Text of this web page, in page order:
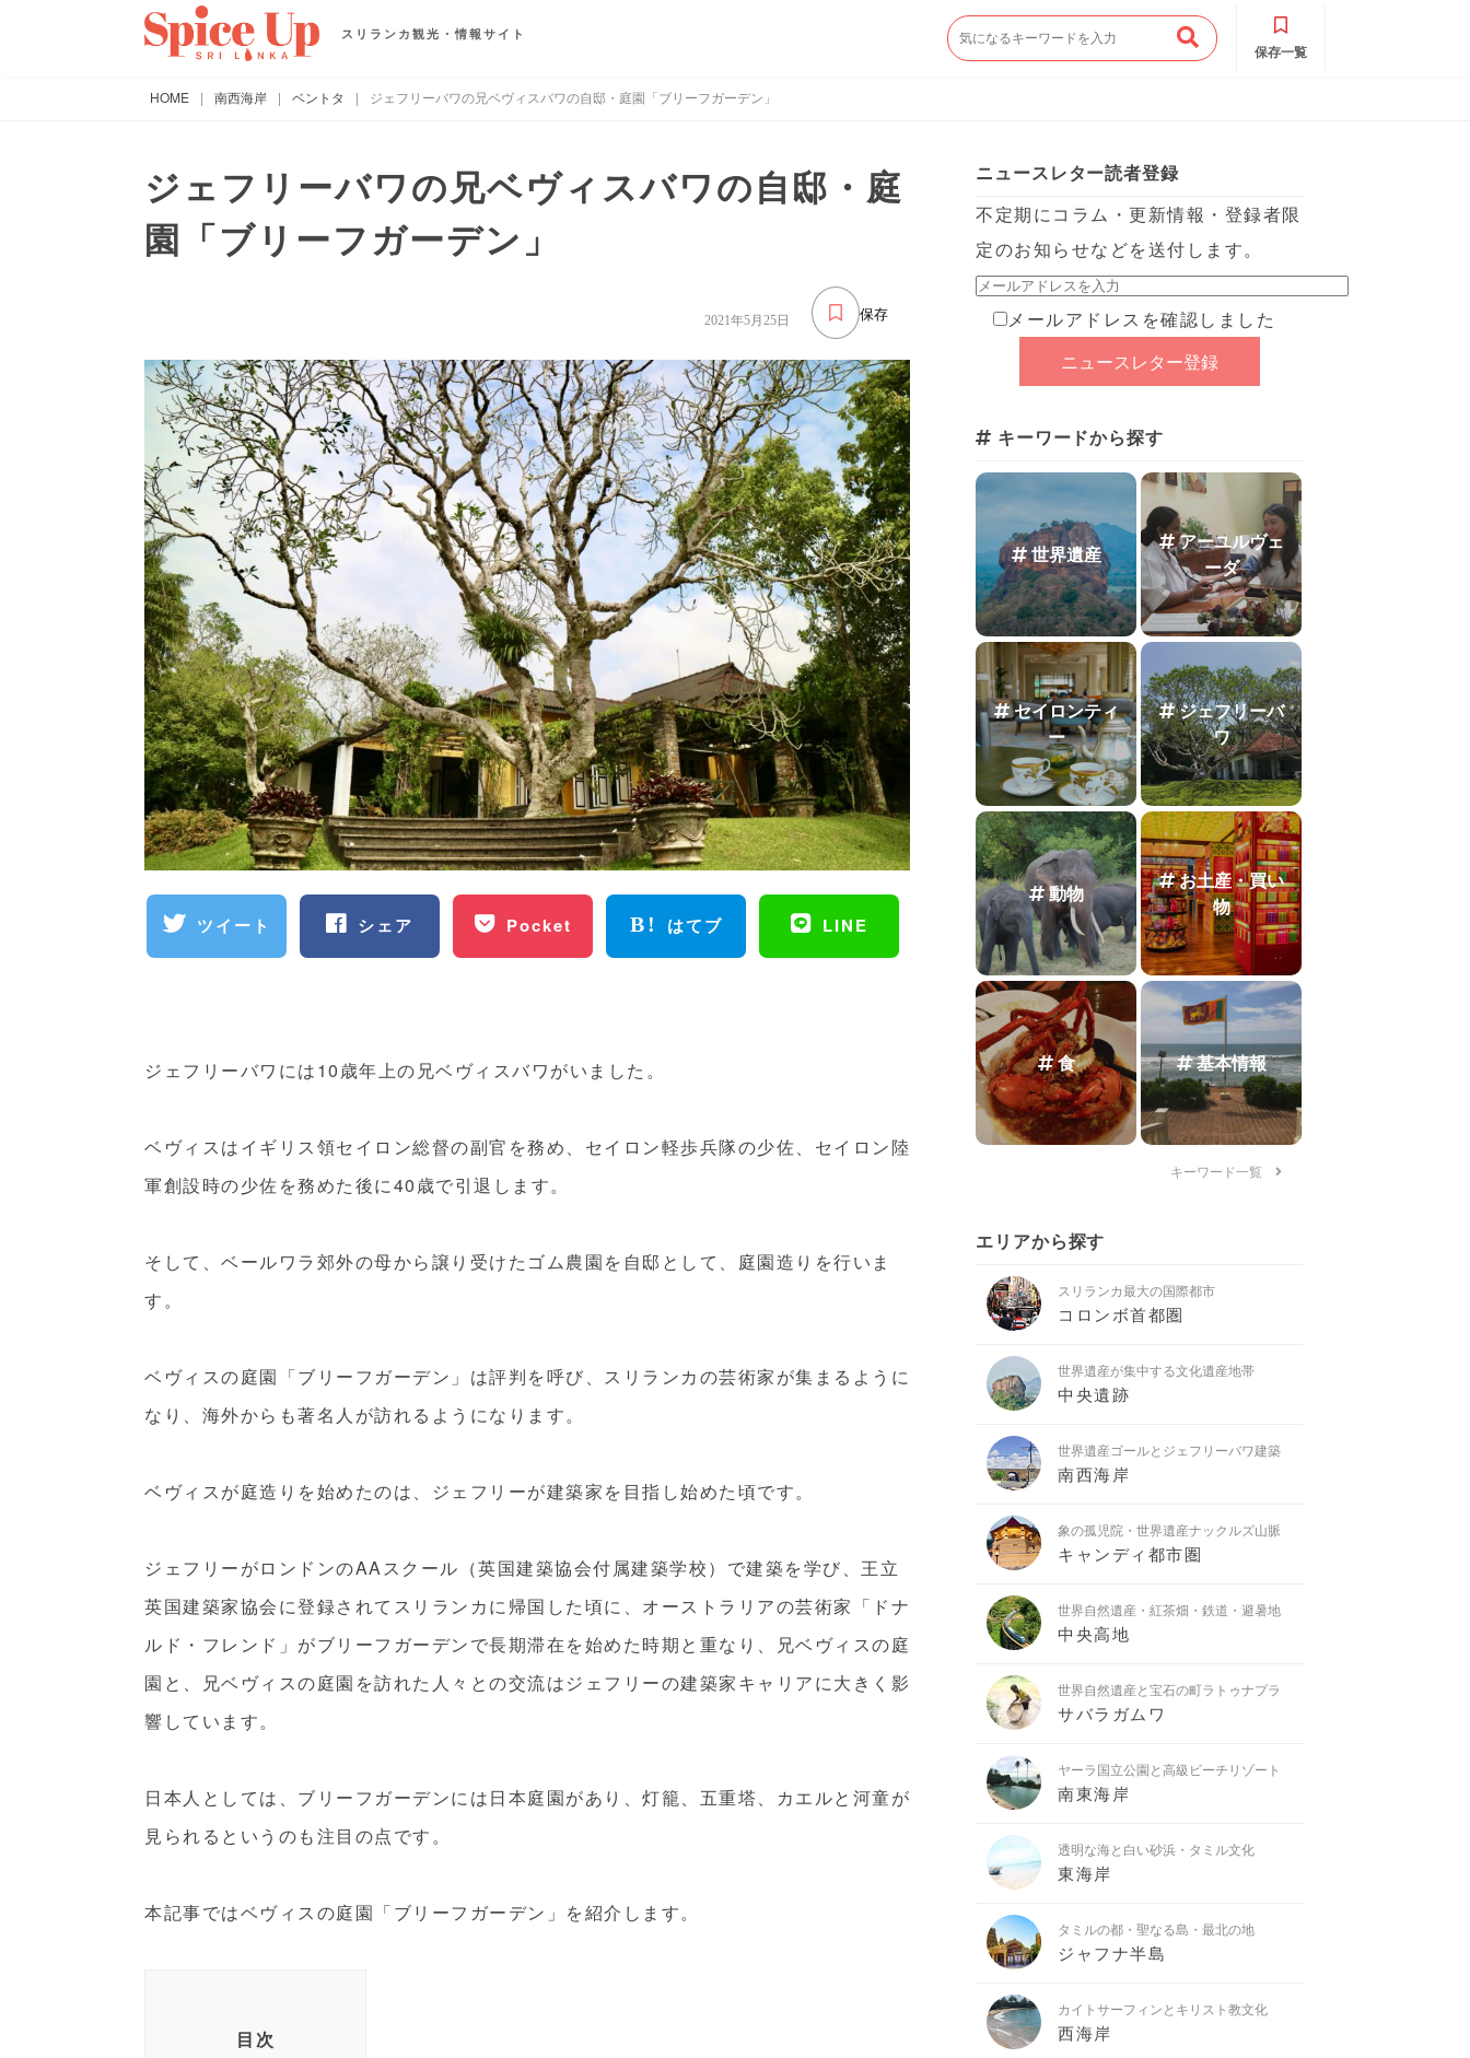
スリランカ観光・情報サイト
保存一覧
HOME | 南西海岸 | ベントタ | ジェフリーバワの兄ベヴィスバワの自邸・庭園「ブリーフガーデン」
ジェフリーバワの兄ベヴィスバワの自邸・庭
園「ブリーフガーデン」
保存
2021年5月25日
ツイート シェア Pocket はてブ LINE
ジェフリーバワには10歳年上の兄ベヴィスバワがいました。
ベヴィスはイギリス領セイロン総督の副官を務め、セイロン軽歩兵隊の少佐、セイロン陸
軍創設時の少佐を務めた後に40歳で引退します。
そして、ベールワラ郊外の母から譲り受けたゴム農園を自邸として、庭園造りを行いま
す。
ベヴィスの庭園「ブリーフガーデン」は評判を呼び、スリランカの芸術家が集まるように
なり、海外からも著名人が訪れるようになります。
ベヴィスが庭造りを始めたのは、ジェフリーが建築家を目指し始めた頃です。
ジェフリーがロンドンのAAスクール（英国建築協会付属建築学校）で建築を学び、王立
英国建築家協会に登録されてスリランカに帰国した頃に、オーストラリアの芸術家「ドナ
ルド・フレンド」がブリーフガーデンで長期滞在を始めた時期と重なり、兄ベヴィスの庭
園と、兄ベヴィスの庭園を訪れた人々との交流はジェフリーの建築家キャリアに大きく影
響しています。
日本人としては、ブリーフガーデンには日本庭園があり、灯籠、五重塔、カエルと河童が
見られるというのも注目の点です。
本記事ではベヴィスの庭園「ブリーフガーデン」を紹介します。
目次
ニュースレター読者登録
不定期にコラム・更新情報・登録者限
定のお知らせなどを送付します。
メールアドレスを確認しました
キーワードから探す
世界遺産
アーユルヴェ
ーダ
セイロンティ
ー
ジェフリーバ
ワ
動物
お土産・買い
物
食 基本情報
キーワード一覧
エリアから探す
スリランカ最大の国際都市
コロンボ首都圏
世界遺産が集中する文化遺産地帯
中央遺跡
世界遺産ゴールとジェフリーバワ建築
南西海岸
象の孤児院・世界遺産ナックルズ山脈
キャンディ都市圏
世界自然遺産・紅茶畑・鉄道・避暑地
中央高地
世界自然遺産と宝石の町ラトゥナプラ
サバラガムワ
ヤーラ国立公園と高級ビーチリゾート
南東海岸
透明な海と白い砂浜・タミル文化
東海岸
タミルの都・聖なる島・最北の地
ジャフナ半島
カイトサーフィンとキリスト教文化
西海岸